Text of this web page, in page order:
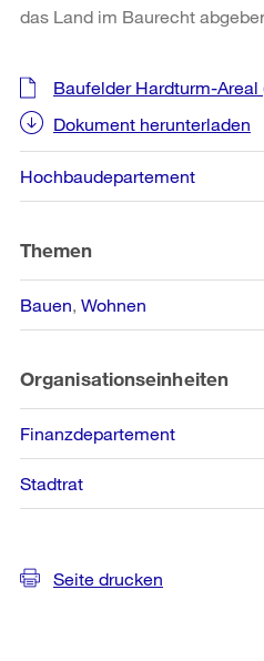
das Land im Baurecht
Weitere
Informationen
Baufelder Hardturm-Areal
Dokument herunterladen
Hochbaudepartement
Themen
Bauen Wohnen
Organisationseinheiten
Finanzdepartement
Stadtrat
Seite drucken